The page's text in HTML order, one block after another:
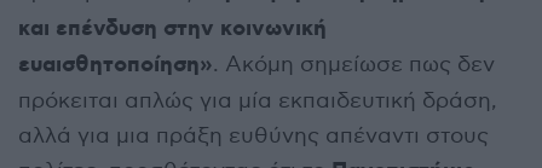
και επένδυση στην κοινωνική
ευαισθητοποίηση». Ακόμη σημείωσε πως δεν
πρόκειται απλώς για μία εκπαιδευτική δράση,
αλλά για μια πράξη ευθύνης απέναντι στους